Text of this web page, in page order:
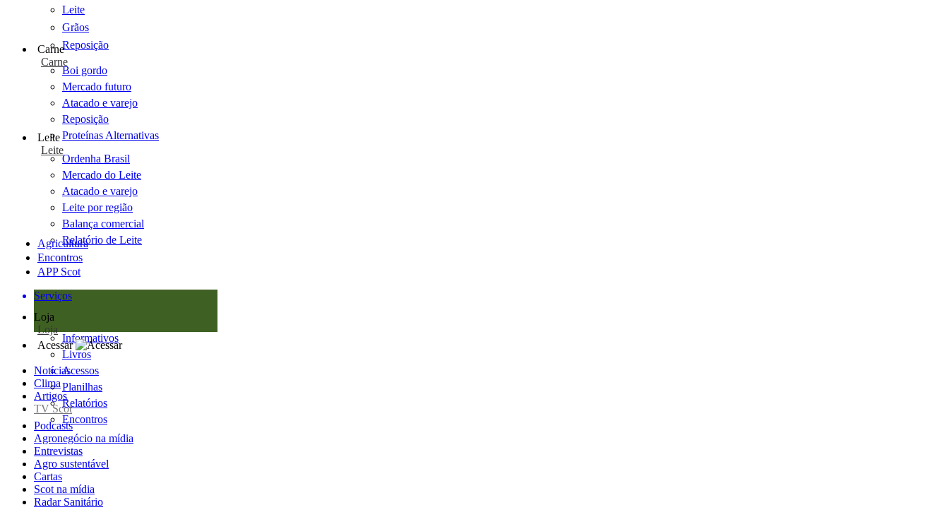
Leite
Grãos
Reposição
Carne
Carne
Boi gordo
Mercado futuro
Atacado e varejo
Reposição
Proteínas Alternativas
Leite
Leite
Ordenha Brasil
Mercado do Leite
Atacado e varejo
Leite por região
Balança comercial
Relatório de Leite
Agricultura
Encontros
APP Scot
Serviços
Loja
Loja
Informativos
Livros
Acessos
Planilhas
Relatórios
Encontros
Acessar
Notícias
Clima
Artigos
TV Scot
Podcasts
Agronegócio na mídia
Entrevistas
Agro sustentável
Cartas
Scot na mídia
Radar Sanitário